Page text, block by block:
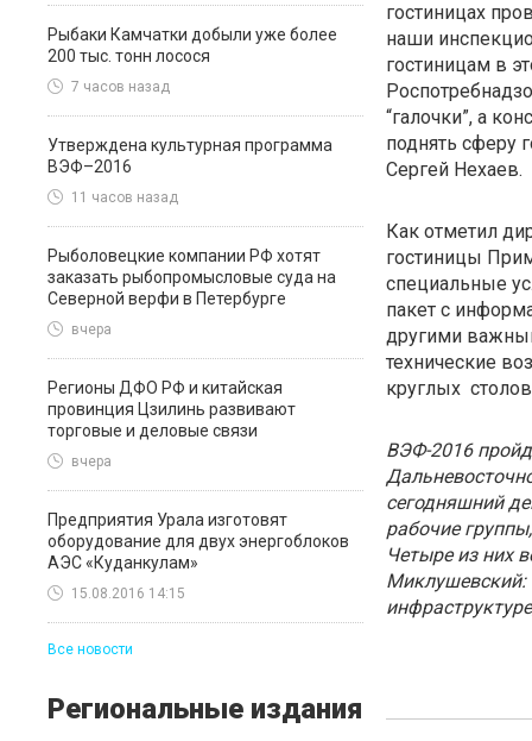
Рыбаки Камчатки добыли уже более
200 тыс. тонн лосося
7 часов назад
Утверждена культурная программа
ВЭФ–2016
11 часов назад
Рыболовецкие компании РФ хотят
заказать рыбопромысловые суда на
Северной верфи в Петербурге
вчера
Регионы ДФО РФ и китайская
провинция Цзилинь развивают
торговые и деловые связи
вчера
Предприятия Урала изготовят
оборудование для двух энергоблоков
АЭС «Куданкулам»
15.08.2016 14:15
Все новости
Региональные издания
гостиницах
наши
гостиницам в
“галочки”, а
поднять сферу
Сергей Нехаев.
Как отметил
гостиницы
специальные
пакет с
другими
технические
круглых
ВЭФ-2016
сегодняшний
рабочие
Четыре из них
Миклушевский: